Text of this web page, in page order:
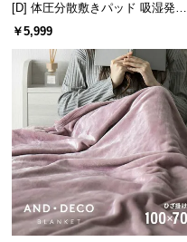
o.,
[D] 体圧分散敷きパッド 吸湿発熱
マイクロファイバー
￥5,999